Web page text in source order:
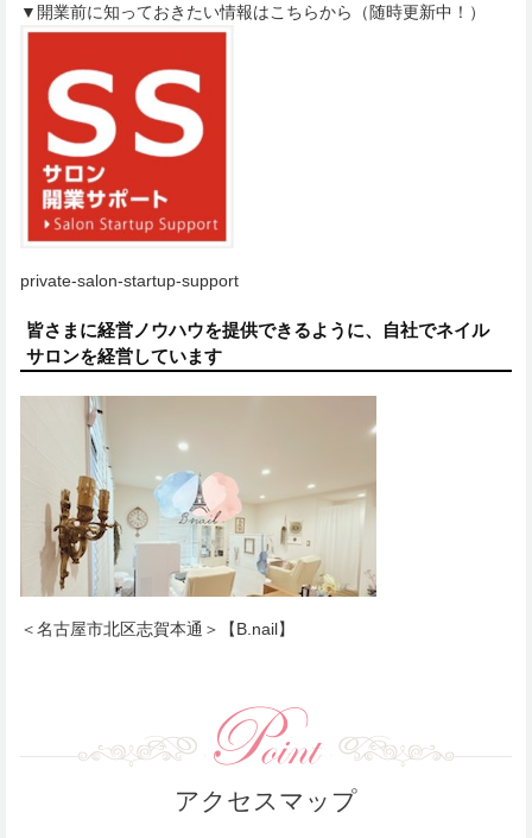
▼開業前に知っておきたい情報はこちらから（随時更新中！）
private-salon-startup-support
皆さまに経営ノウハウを提供できるように、自社でネイル
サロンを経営しています
＜名古屋市北区志賀本通＞【B.nail】
アクセスマップ